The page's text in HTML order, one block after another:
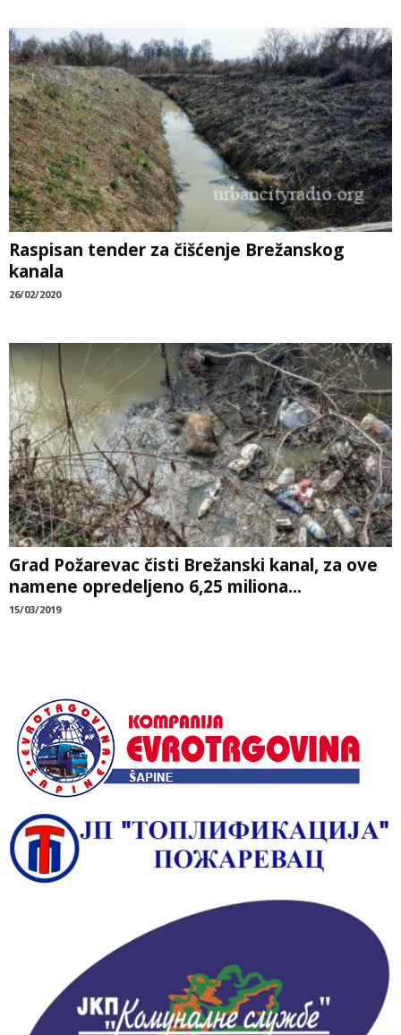
Raspisan tender za čišćenje Brežanskog
kanala
26/02/2020
Grad Požarevac čisti Brežanski kanal, za ove
namene opredeljeno 6,25 miliona...
15/03/2019